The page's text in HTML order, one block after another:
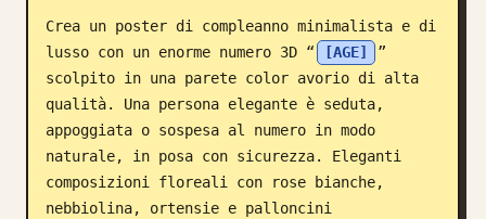
Blog
Aggiornamenti
Crea un poster di compleanno minimalista e di
lusso con un enorme numero 3D “
[AGE]
”
scolpito in una parete color avorio di alta
qualità. Una persona elegante è seduta,
appoggiata o sospesa al numero in modo
naturale, in posa con sicurezza. Eleganti
composizioni floreali con rose bianche,
nebbiolina, ortensie e palloncini